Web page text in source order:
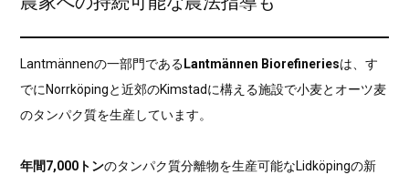
Lantmännenの一部門である Lantmännen Biorefineriesは、す
でにNorrköpingと近郊のKimstadに構える施設で小麦とオーツ麦
のタンパク質を生産しています。
年間7,000トンのタンパク質分離物を生産可能なLidköpingの新